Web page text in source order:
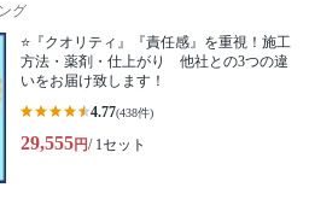
グ
⭐『クオリティ』『責任感』を重視！施工
方法・薬剤・仕上がり 他社との3つの違
いをお届け致します！
4.77(438件)
29,555円/ 1セット